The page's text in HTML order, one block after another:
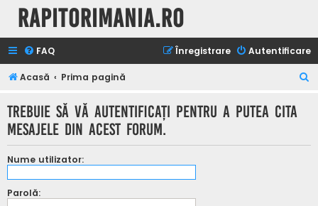
Rapitorimania.ro
FAQ Autentificare
Înregistrare
Acasă Prima pagină
Trebuie să vă autentificaţi pentru a putea cita
mesajele din acest forum.
Nume utilizator:
Parolă: